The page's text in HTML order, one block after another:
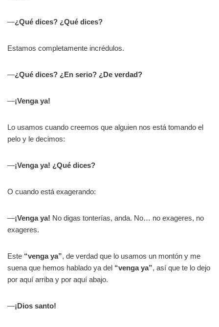
—¿Qué dices? ¿Qué dices?
Estamos completamente incrédulos.
—¿Qué dices? ¿En serio? ¿De verdad?
—¡Venga ya!
Lo usamos cuando creemos que alguien nos está tomando el
pelo y le decimos:
—¡Venga ya! ¿Qué dices?
O cuando está exagerando:
—¡Venga ya! No digas tonterías, anda. No… no exageres, no
exageres.
Este “venga ya”, de verdad que lo usamos un montón y me
suena que hemos hablado ya del “venga ya”, así que te lo dejo
por aquí arriba y por aquí abajo.
—¡Dios santo!